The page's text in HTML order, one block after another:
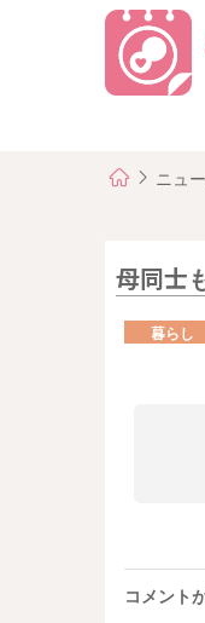
ニュ
母同士
暮らし
コメント